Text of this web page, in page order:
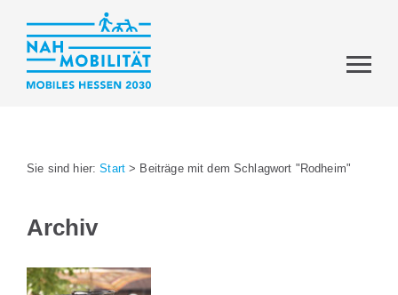
Sie sind hier:Start > Beiträge mit dem Schlagwort "Rodheim"
Archiv